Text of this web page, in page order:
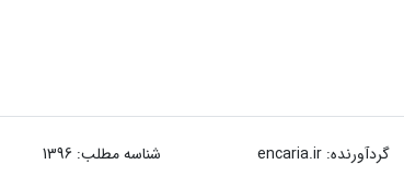
گردآورنده:encaria.ir شناسه مطلب: 1396